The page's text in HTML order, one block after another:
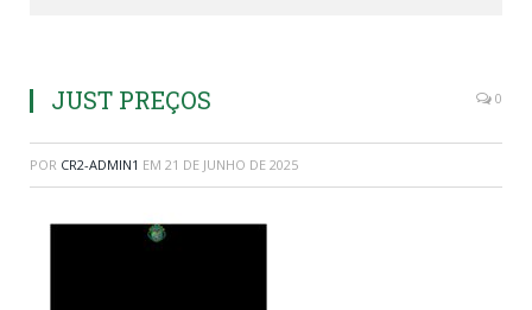
JUST PREÇOS 0
POR CR2-ADMIN1 EM 21 DE JUNHO DE 2025